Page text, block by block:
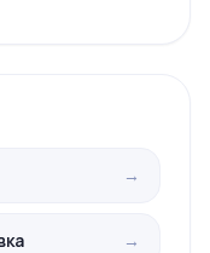
→
→